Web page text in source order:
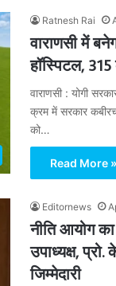
Ratnesh Rai
वाराणसी में
हॉस्पिटल, 315
वाराणसी : योगी
क्रम में सरकार
को…
Read More »
Editornews
नीति आयोग
उपाध्यक्ष,
जिम्मेदारी